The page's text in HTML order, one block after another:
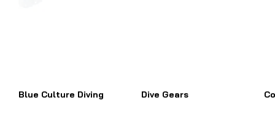
Blue Culture Diving Dive Gears